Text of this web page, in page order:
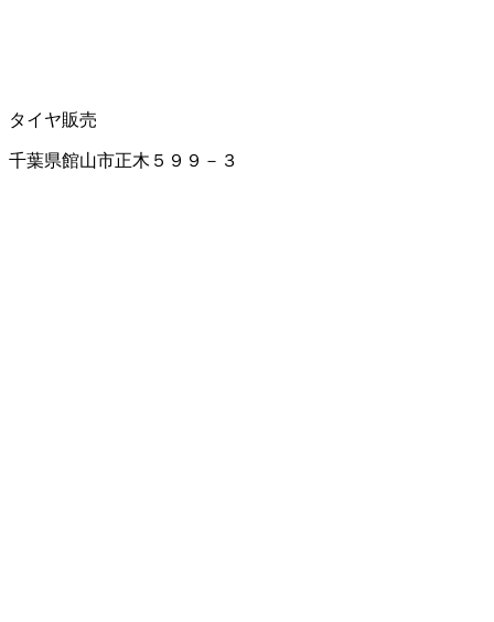
タイヤ販売
千葉県館山市正木５９９－３